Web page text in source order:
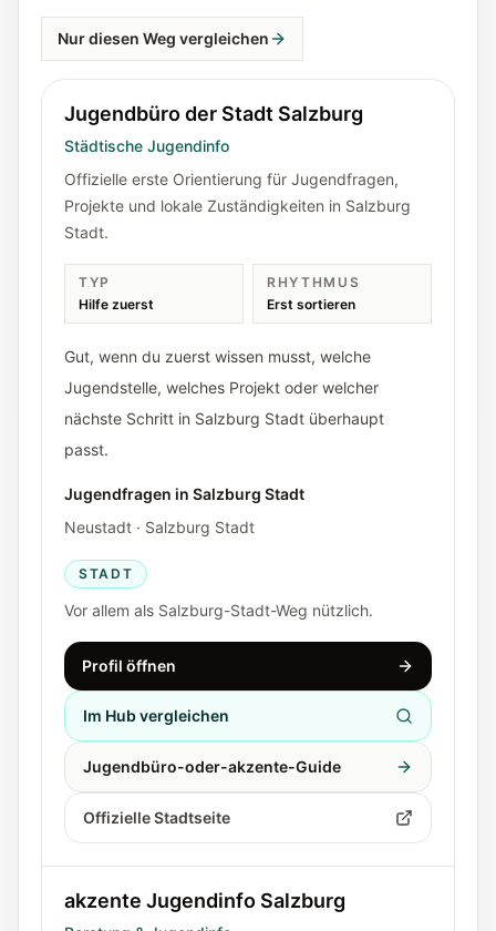
Nur diesen Weg vergleichen
Jugendbüro der Stadt Salzburg
Städtische Jugendinfo
Offizielle erste Orientierung für Jugendfragen,
Projekte und lokale Zuständigkeiten in Salzburg
Stadt.
TYP
Hilfe zuerst
RHYTHMUS
Erst sortieren
Gut, wenn du zuerst wissen musst, welche
Jugendstelle, welches Projekt oder welcher
nächste Schritt in Salzburg Stadt überhaupt
passt.
Jugendfragen in Salzburg Stadt
Neustadt · Salzburg Stadt
STADT
Vor allem als Salzburg-Stadt-Weg nützlich.
Profil öffnen
Im Hub vergleichen
Jugendbüro-oder-akzente-Guide
Offizielle Stadtseite
akzente Jugendinfo Salzburg